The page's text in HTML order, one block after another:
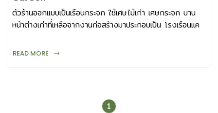
ตัวร้านออกแบบเป็นเรือนกระจก ใช้เศษไม้เก่า เศษกระจก บาน
หน้าต่างเก่าที่เหลือจากงานก่อสร้างมาประกอบเป็น โรงเรือนแค
READ MORE
1